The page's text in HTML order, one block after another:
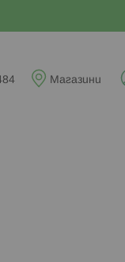
Магазини